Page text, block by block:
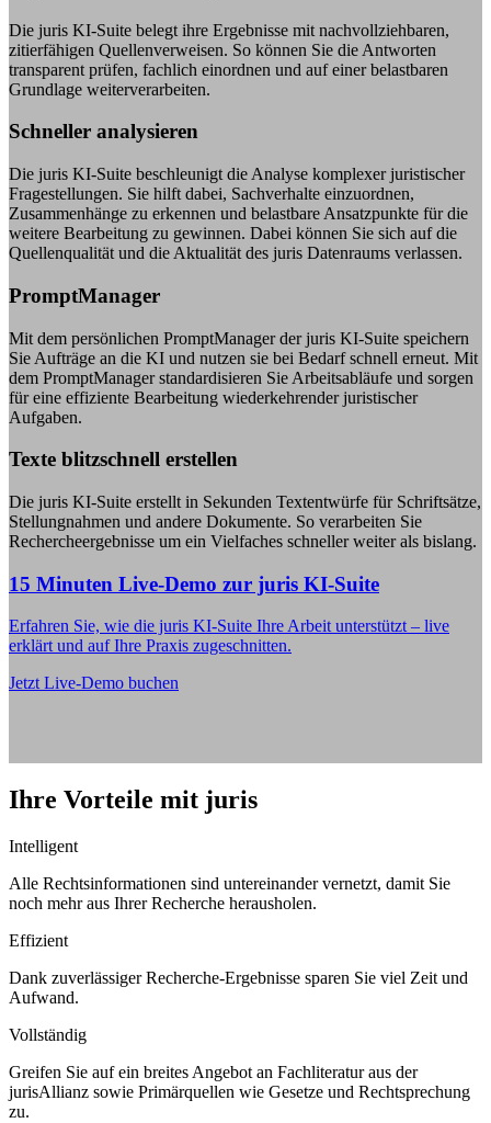
Die juris KI-Suite belegt ihre Ergebnisse mit nachvollziehbaren,
zitierfähigen Quellenverweisen. So können Sie die Antworten
transparent prüfen, fachlich einordnen und auf einer belastbaren
Grundlage weiterverarbeiten.
Schneller analysieren
Die juris KI-Suite beschleunigt die Analyse komplexer juristischer
Fragestellungen. Sie hilft dabei, Sachverhalte einzuordnen,
Zusammenhänge zu erkennen und belastbare Ansatzpunkte für die
weitere Bearbeitung zu gewinnen. Dabei können Sie sich auf die
Quellenqualität und die Aktualität des juris Datenraums verlassen.
PromptManager
Mit dem persönlichen PromptManager der juris KI-Suite speichern
Sie Aufträge an die KI und nutzen sie bei Bedarf schnell erneut. Mit
dem PromptManager standardisieren Sie Arbeitsabläufe und sorgen
für eine effiziente Bearbeitung wiederkehrender juristischer
Aufgaben.
Texte blitzschnell erstellen
Die juris KI-Suite erstellt in Sekunden Textentwürfe für Schriftsätze,
Stellungnahmen und andere Dokumente. So verarbeiten Sie
Rechercheergebnisse um ein Vielfaches schneller weiter als bislang.
15 Minuten Live-Demo zur juris KI-Suite
Erfahren Sie, wie die juris KI-Suite Ihre Arbeit unterstützt – live
erklärt und auf Ihre Praxis zugeschnitten.
Jetzt Live-Demo buchen
Ihre Vorteile mit juris
Intelligent
Alle Rechtsinformationen sind untereinander vernetzt, damit Sie
noch mehr aus Ihrer Recherche herausholen.
Effizient
Dank zuverlässiger Recherche-Ergebnisse sparen Sie viel Zeit und
Aufwand.
Vollständig
Greifen Sie auf ein breites Angebot an Fachliteratur aus der
jurisAllianz sowie Primärquellen wie Gesetze und Rechtsprechung
zu.